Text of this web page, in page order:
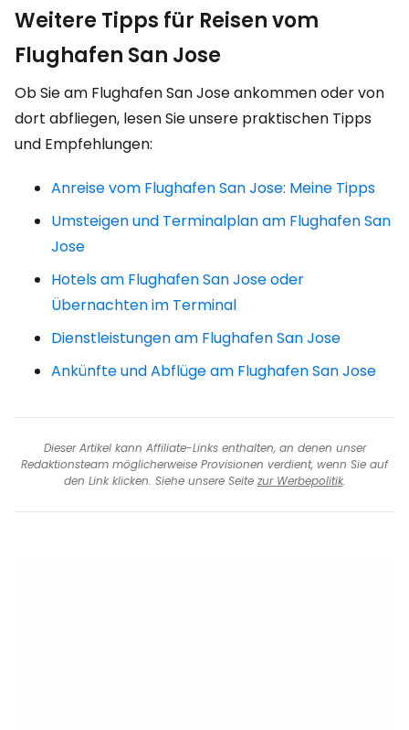
Weitere Tipps für Reisen vom
Flughafen San Jose
Ob Sie am Flughafen San Jose ankommen oder von
dort abfliegen, lesen Sie unsere praktischen Tipps
und Empfehlungen:
Anreise vom Flughafen San Jose: Meine Tipps
Umsteigen und Terminalplan am Flughafen San
Jose
Hotels am Flughafen San Jose oder
Übernachten im Terminal
Dienstleistungen am Flughafen San Jose
Ankünfte und Abflüge am Flughafen San Jose
Dieser Artikel kann Affiliate-Links enthalten, an denen unser
Redaktionsteam möglicherweise Provisionen verdient, wenn Sie auf
den Link klicken. Siehe unsere Seite zur Werbepolitik.